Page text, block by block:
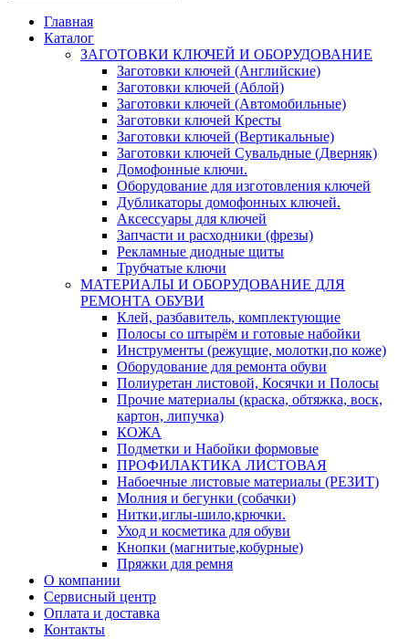
Главная
Каталог
ЗАГОТОВКИ КЛЮЧЕЙ И ОБОРУДОВАНИЕ
Заготовки ключей (Английские)
Заготовки ключей (Аблой)
Заготовки ключей (Автомобильные)
Заготовки ключей Кресты
Заготовки ключей (Вертикальные)
Заготовки ключей Сувальдные (Дверняк)
Домофонные ключи.
Оборудование для изготовления ключей
Дубликаторы домофонных ключей.
Аксессуары для ключей
Запчасти и расходники (фрезы)
Рекламные диодные щиты
Трубчатые ключи
МАТЕРИАЛЫ И ОБОРУДОВАНИЕ ДЛЯ
РЕМОНТА ОБУВИ
Клей, разбавитель, комплектующие
Полосы со штырём и готовые набойки
Инструменты (режущие, молотки,по коже)
Оборудование для ремонта обуви
Полиуретан листовой, Косячки и Полосы
Прочие материалы (краска, обтяжка, воск,
картон, липучка)
КОЖА
Подметки и Набойки формовые
ПРОФИЛАКТИКА ЛИСТОВАЯ
Набоечные листовые материалы (РЕЗИТ)
Молния и бегунки (собачки)
Нитки,иглы-шило,крючки.
Уход и косметика для обуви
Кнопки (магнитые,кобурные)
Пряжки для ремня
О компании
Сервисный центр
Оплата и доставка
Контакты